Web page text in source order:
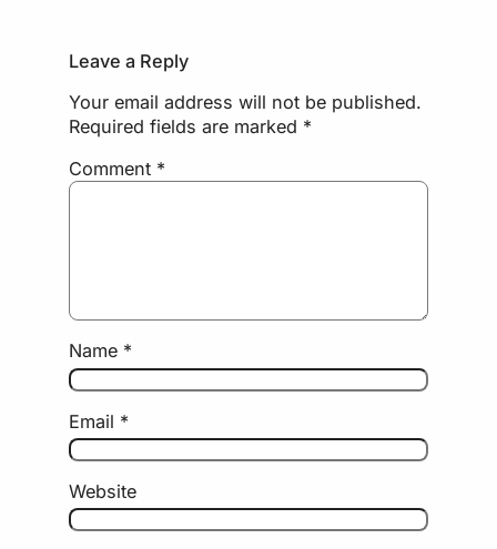
Leave a Reply
Your email address will not be published.
Required fields are marked *
Comment *
Name *
Email *
Website